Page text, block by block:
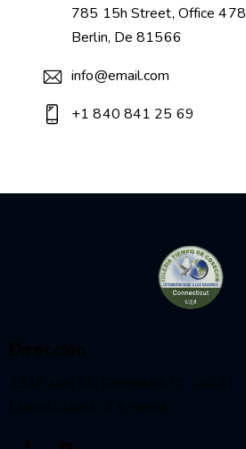
785 15h Street, Office 478
Berlin, De 81566
info@email.com
+1 840 841 25 69